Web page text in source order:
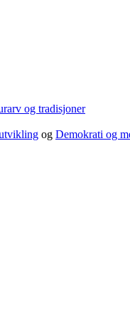
og tradisjoner
og Demokrati og